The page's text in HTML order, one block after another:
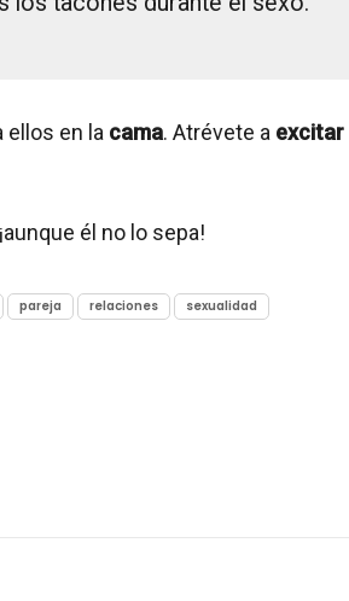
ellos en la cama. Atrévete a excitar
él no lo sepa!
pareja relaciones sexualidad